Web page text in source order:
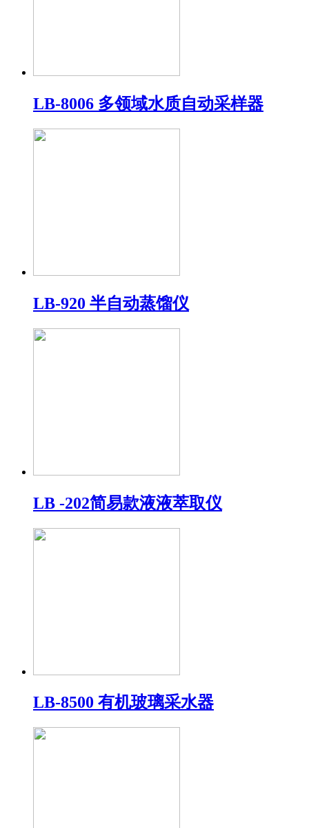
LB-8006 多领域水质自动采样器
LB-920 半自动蒸馏仪
LB -202简易款液液萃取仪
LB-8500 有机玻璃采水器